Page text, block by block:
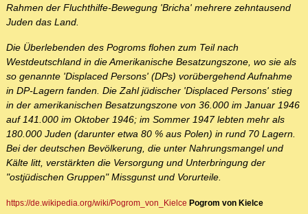
Rahmen der Fluchthilfe-Bewegung 'Bricha' mehrere zehntausend
Juden das Land.
Die Überlebenden des Pogroms flohen zum Teil nach
Westdeutschland in die Amerikanische Besatzungszone, wo sie als
so genannte 'Displaced Persons' (DPs) vorübergehend Aufnahme
in DP-Lagern fanden. Die Zahl jüdischer 'Displaced Persons' stieg
in der amerikanischen Besatzungszone von 36.000 im Januar 1946
auf 141.000 im Oktober 1946; im Sommer 1947 lebten mehr als
180.000 Juden (darunter etwa 80 % aus Polen) in rund 70 Lagern.
Bei der deutschen Bevölkerung, die unter Nahrungsmangel und
Kälte litt, verstärkten die Versorgung und Unterbringung der
"ostjüdischen Gruppen" Missgunst und Vorurteile.
https://de.wikipedia.org/wiki/Pogrom_von_Kielce Pogrom von Kielce